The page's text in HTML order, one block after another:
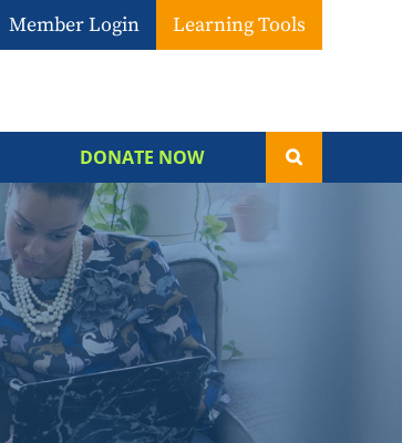
Member Login Learning Tools
DONATE NOW